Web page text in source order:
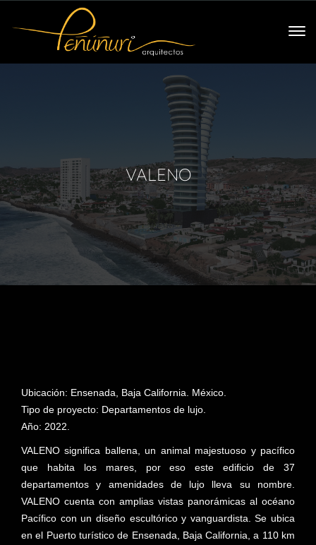
VALENO
Ubicación: Ensenada, Baja California. México.
Tipo de proyecto: Departamentos de lujo.
Año: 2022.
VALENO significa ballena, un animal majestuoso y pacífico
que habita los mares, por eso este edificio de 37
departamentos y amenidades de lujo lleva su nombre.
VALENO cuenta con amplias vistas panorámicas al océano
Pacífico con un diseño escultórico y vanguardista. Se ubica
en el Puerto turístico de Ensenada, Baja California, a 110 km